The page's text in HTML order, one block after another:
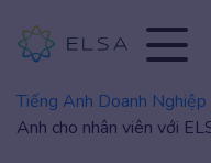
Tiếng Anh Doanh Nghiệp
Anh cho nhân viên với